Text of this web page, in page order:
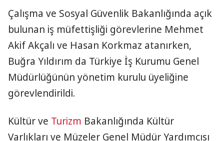
Çalışma ve Sosyal Güvenlik Bakanlığında açık
bulunan iş müfettişliği görevlerine Mehmet
Akif Akçalı ve Hasan Korkmaz atanırken,
Buğra Yıldırım da Türkiye İş Kurumu Genel
Müdürlüğünün yönetim kurulu üyeliğine
görevlendirildi.
Kültür ve Turizm Bakanlığında Kültür
Varlıkları ve Müzeler Genel Müdür Yardımcısı